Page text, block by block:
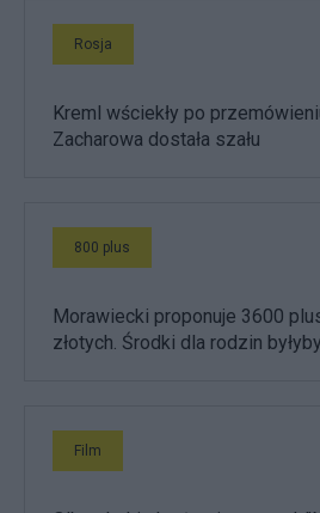
Rosja
Kreml wściekły po
Zacharowa dostała szału
800 plus
Morawiecki proponuje 3600
złotych. Środki dla rodzin
Film